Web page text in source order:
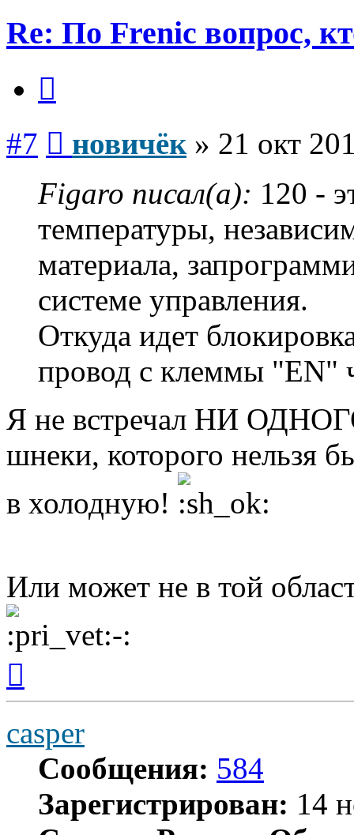
Re: По Frenic вопрос,
#7 новичёк» 21 окт
Figaro писал(а): 120 -
температуры,
материала,
системе управления.
Откуда идет
провод с клеммы "EN"
Я не встречал НИ
шнеки, которого нельзя
в холодную!
Или может не в той
началу
casper
Сообщения: 584
Зарегистрирован: 14